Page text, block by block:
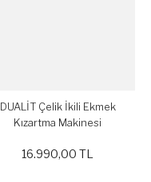
DUALİT Çelik İkili Ekmek
Kızartma Makinesi
16.990,00 TL